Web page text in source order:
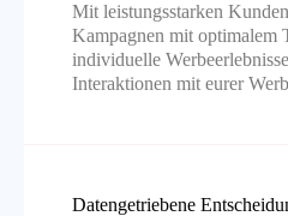
Mit leistungsstarken
Kampagnen mit optimalem
individuelle
Interaktionen mit eurer
Datengetriebene